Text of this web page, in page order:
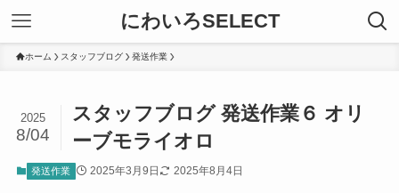
にわいろSELECT
ホーム スタッフブログ 発送作業
スタッフブログ 発送作業６ オリ
ーブモライオロ
2025
8/04
発送作業 2025年3月9日 2025年8月4日